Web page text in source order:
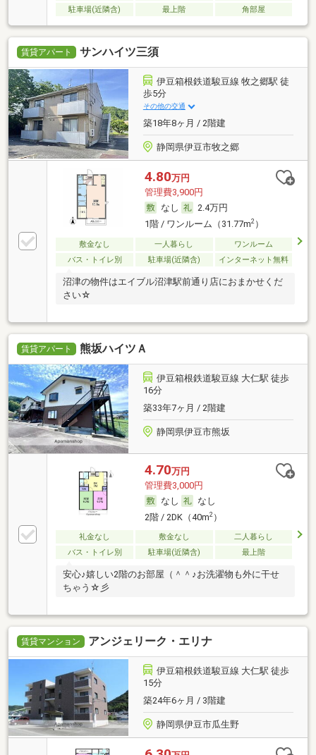
駐車場(近隣含)
最上階 角部屋
賃貸アパート サンハイツ三須
伊豆箱根鉄道駿豆線 牧之郷駅 徒
歩5分
その他の交通
築18年8ヶ月 / 2階建
静岡県伊豆市牧之郷
4.80万円
管理費3,900円
なし
2.4万円
1階 / ワンルーム（31.77m2）
敷金なし 一人暮らし
ワンルーム
バス・トイレ別
駐車場(近隣含) インターネット無料
沼津の物件はエイブル沼津駅前通り店におまかせくだ
さい☆
賃貸アパート 熊坂ハイツＡ
伊豆箱根鉄道駿豆線 大仁駅 徒歩
16分
築33年7ヶ月 / 2階建
静岡県伊豆市熊坂
4.70万円
管理費3,000円
なし
なし
2階 / 2DK（40m2）
礼金なし 敷金なし
二人暮らし
バス・トイレ別
駐車場(近隣含) 最上階
安心♪嬉しい2階のお部屋（＾＾♪お洗濯物も外に干せ
ちゃう☆彡
賃貸マンション アンジェリーク・エリナ
伊豆箱根鉄道駿豆線 大仁駅 徒歩
15分
築24年6ヶ月 / 3階建
静岡県伊豆市瓜生野